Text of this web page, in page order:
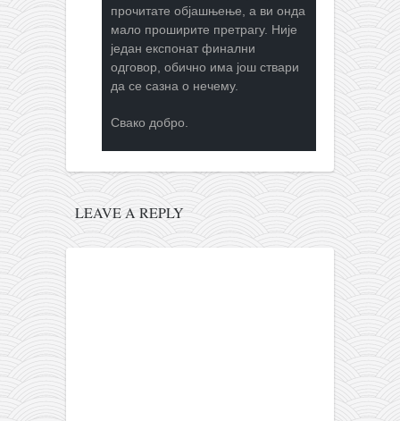
прочитате објашњење, а ви онда
мало проширите претрагу. Није
један експонат финални
одговор, обично има још ствари
да се сазна о нечему.
Свако добро.
LEAVE A REPLY